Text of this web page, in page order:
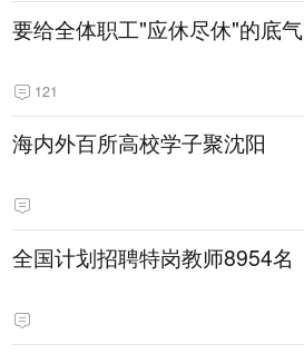
要给全体职工"应休尽休"的底气
121
海内外百所高校学子聚沈阳
全国计划招聘特岗教师8954名